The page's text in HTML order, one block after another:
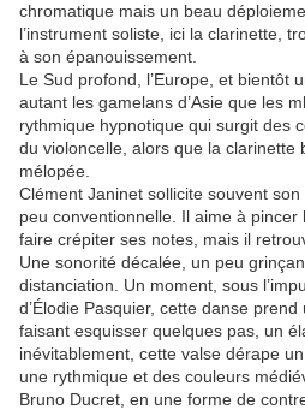
chromatique mais un beau
l’instrument soliste, ici la clarinette,
à son épanouissement.
Le Sud profond, l’Europe, et bientôt
autant les gamelans d’Asie que les
rythmique hypnotique qui surgit des
du violoncelle, alors que la clarinette
mélopée.
Clément Janinet sollicite souvent
peu conventionnelle. Il aime à
faire crépiter ses notes, mais il
Une sonorité décalée, un peu
distanciation. Un moment, sous
d’Élodie Pasquier, cette danse
faisant esquisser quelques pas, un
inévitablement, cette valse dérape
une rythmique et des couleurs
Bruno Ducret, en une forme de